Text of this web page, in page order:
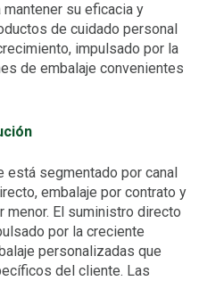
su eficacia y
de cuidado personal
impulsado por la
de embalaje convenientes
está segmentado por canal
embalaje por contrato y
menor. El suministro directo
por la creciente
personalizadas que
del cliente. Las